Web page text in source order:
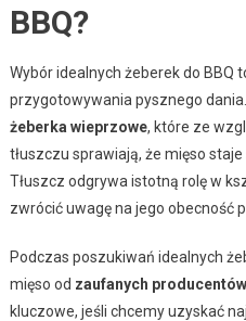
BBQ?
Wybór idealnych żeberek do BBQ
przygotowywania pysznego
żeberka wieprzowe, które ze
tłuszczu sprawiają, że mięso
Tłuszcz odgrywa istotną rolę w
zwrócić uwagę na jego obecność
Podczas poszukiwań idealnych
mięso od zaufanych producentów
kluczowe, jeśli chcemy uzyskać